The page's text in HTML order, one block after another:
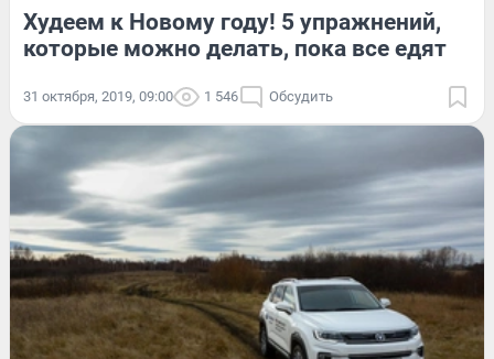
Худеем к Новому году! 5 упражнений,
которые можно делать, пока все едят
31 октября, 2019, 09:00 1 546 Обсудить